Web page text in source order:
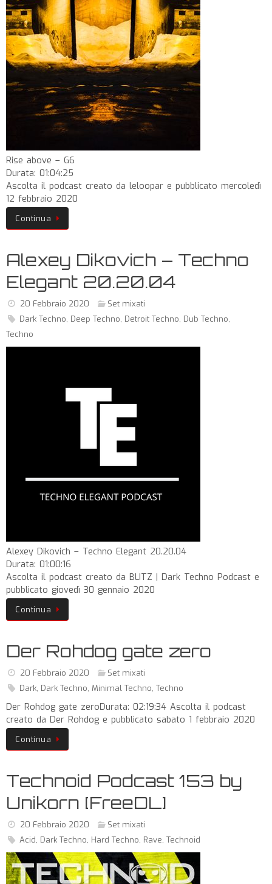
Rise above – G6
Durata: 01:04:25
Ascolta il podcast creato da leloopar e pubblicato mercoledì
12 febbraio 2020
Continua
Alexey Dikovich – Techno
Elegant 20.20.04
20 Febbraio 2020
Set mixati
Dark Techno, Deep Techno, Detroit Techno, Dub Techno,
Techno
Alexey Dikovich – Techno Elegant 20.20.04
Durata: 01:00:16
Ascolta il podcast creato da BLITZ | Dark Techno Podcast e
pubblicato giovedì 30 gennaio 2020
Continua
Der Rohdog gate zero
20 Febbraio 2020
Set mixati
Dark, Dark Techno, Minimal Techno, Techno
Der Rohdog gate zeroDurata: 02:19:34 Ascolta il podcast
creato da Der Rohdog e pubblicato sabato 1 febbraio 2020
Continua
Technoid Podcast 153 by
Unikorn [FreeDL]
20 Febbraio 2020
Set mixati
Acid, Dark Techno, Hard Techno, Rave, Technoid